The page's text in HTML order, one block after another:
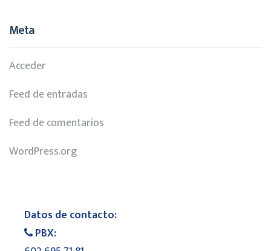
Meta
Acceder
Feed de entradas
Feed de comentarios
WordPress.org
Datos de contacto:
PBX: